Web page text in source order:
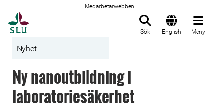
Medarbetarwebben
Sök English Meny
Nyhet
Ny nanoutbildning i
laboratoriesäkerhet